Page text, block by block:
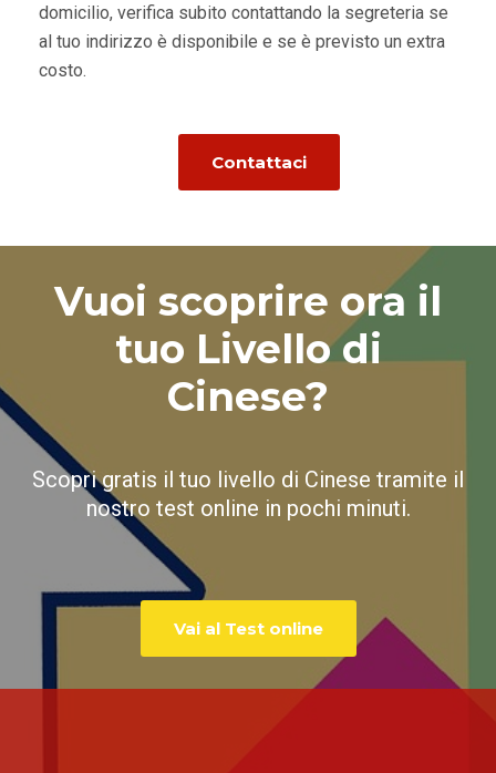
domicilio, verifica subito contattando la segreteria se
al tuo indirizzo è disponibile e se è previsto un extra
costo.
Contattaci
Vuoi scoprire ora il
tuo Livello di
Cinese?
Scopri gratis il tuo livello di Cinese tramite il
nostro test online in pochi minuti.
Vai al Test online